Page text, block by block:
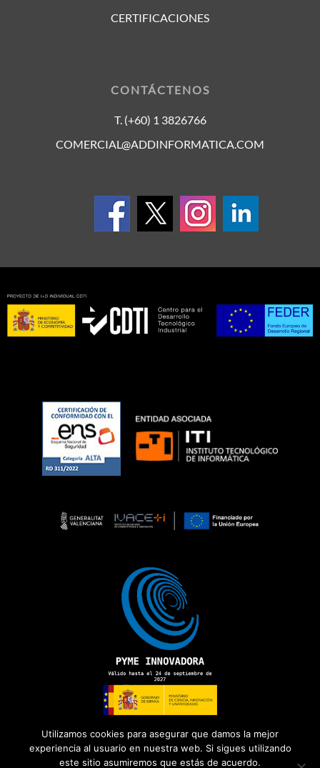
CERTIFICACIONES
CONTÁCTENOS
T. (+60) 1 3826766
COMERCIAL@ADDINFORMATICA.COM
Utilizamos cookies para asegurar que damos la mejor
experiencia al usuario en nuestra web. Si sigues utilizando
este sitio asumiremos que estás de acuerdo.